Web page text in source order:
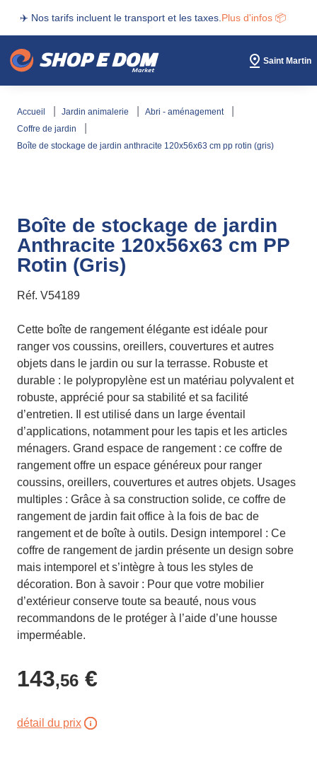
✈️ Nos tarifs incluent le transport et les taxes. Plus d'infos 📦
Saint Martin
accueil jardin animalerie
abri - aménagement
coffre de jardin
boîte de stockage de jardin anthracite 120x56x63 cm pp rotin (gris)
Boîte de stockage de jardin
Anthracite 120x56x63 cm PP
Rotin (Gris)
Réf. V54189
Cette boîte de rangement élégante est idéale pour
ranger vos coussins, oreillers, couvertures et autres
objets dans le jardin ou sur la terrasse. Robuste et
durable : le polypropylène est un matériau polyvalent et
robuste, apprécié pour sa stabilité et sa facilité
d’entretien. Il est utilisé dans un large éventail
d’applications, notamment pour les tapis et les articles
ménagers. Grand espace de rangement : ce coffre de
rangement offre un espace généreux pour ranger
coussins, oreillers, couvertures et autres objets. Usages
multiples : Grâce à sa construction solide, ce coffre de
rangement de jardin fait office à la fois de bac de
rangement et de boîte à outils. Design intemporel : Ce
coffre de rangement de jardin présente un design sobre
mais intemporel et s’intègre à tous les styles de
décoration. Bon à savoir : Pour que votre mobilier
d’extérieur conserve toute sa beauté, nous vous
recommandons de le protéger à l’aide d’une housse
imperméable.
143,56 €
détail du prix